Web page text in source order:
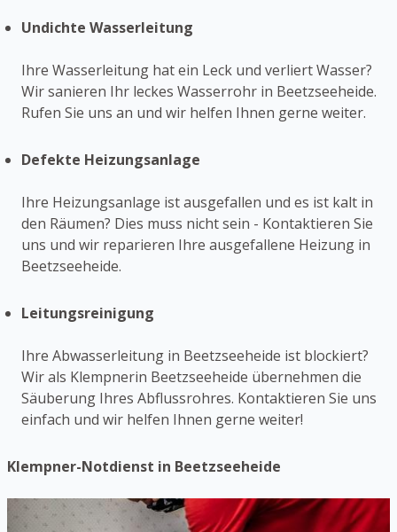
Undichte Wasserleitung
Ihre Wasserleitung hat ein Leck und verliert Wasser?
Wir sanieren Ihr leckes Wasserrohr in Beetzseeheide.
Rufen Sie uns an und wir helfen Ihnen gerne weiter.
Defekte Heizungsanlage
Ihre Heizungsanlage ist ausgefallen und es ist kalt in
den Räumen? Dies muss nicht sein - Kontaktieren Sie
uns und wir reparieren Ihre ausgefallene Heizung in
Beetzseeheide.
Leitungsreinigung
Ihre Abwasserleitung in Beetzseeheide ist blockiert?
Wir als Klempnerin Beetzseeheide übernehmen die
Säuberung Ihres Abflussrohres. Kontaktieren Sie uns
einfach und wir helfen Ihnen gerne weiter!
Klempner-Notdienst in Beetzseeheide